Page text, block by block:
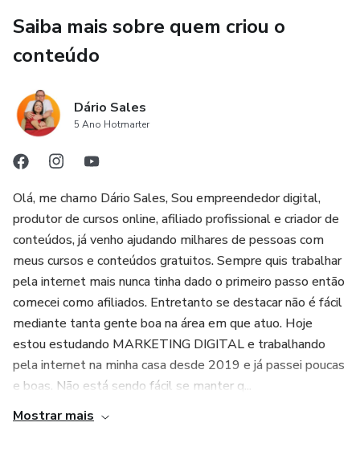
Saiba mais sobre quem criou o
conteúdo
Dário Sales
5 Ano Hotmarter
Olá, me chamo Dário Sales, Sou empreendedor digital,
produtor de cursos online, afiliado profissional e criador de
conteúdos, já venho ajudando milhares de pessoas com
meus cursos e conteúdos gratuitos. Sempre quis trabalhar
pela internet mais nunca tinha dado o primeiro passo então
comecei como afiliados. Entretanto se destacar não é fácil
mediante tanta gente boa na área em que atuo. Hoje
estou estudando MARKETING DIGITAL e trabalhando
pela internet na minha casa desde 2019 e já passei poucas
e boas. Não está sendo fácil se manter q...
Mostrar mais